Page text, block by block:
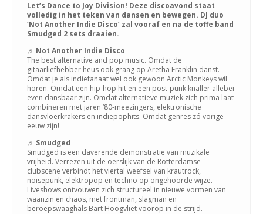
Let’s Dance to Joy Division! Deze discoavond staat
volledig in het teken van dansen en bewegen. DJ duo
‘Not Another Indie Disco’ zal vooraf en na de toffe band
Smudged 2 sets draaien.
♬ Not Another Indie Disco
The best alternative and pop music. Omdat de
gitaarliefhebber heus ook graag op Aretha Franklin danst.
Omdat je als indiefanaat wel ook gewoon Arctic Monkeys wil
horen. Omdat een hip-hop hit en een post-punk knaller allebei
even dansbaar zijn. Omdat alternatieve muziek zich prima laat
combineren met jaren ’80-meezingers, elektronische
dansvloerkrakers en indiepophits. Omdat genres zó vorige
eeuw zijn!
♬ Smudged
Smudged is een daverende demonstratie van muzikale
vrijheid. Verrezen uit de oerslijk van de Rotterdamse
clubscene verbindt het viertal weefsel van krautrock,
noisepunk, elektropop en techno op ongehoorde wijze.
Liveshows ontvouwen zich structureel in nieuwe vormen van
waanzin en chaos, met frontman, slagman en
beroepswaaghals Bart Hoogvliet voorop in de strijd.